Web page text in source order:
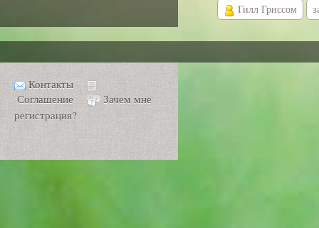
Гилл Гриссом
Контакты
Соглашение
Зачем мне
регистрация?